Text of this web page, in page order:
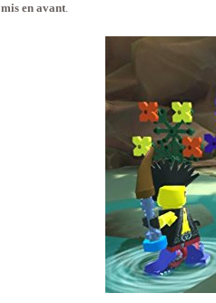
mis en avant.